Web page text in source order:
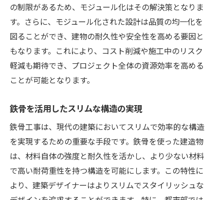
の制限があるため、モジュール化はその解決策となりま
す。さらに、モジュール化された設計は品質の均一化を
図ることができ、建物の耐久性や安全性を高める要因と
もなります。これにより、コスト削減や施工中のリスク
軽減も期待でき、プロジェクト全体の資源効率を高める
ことが可能となります。
鉄骨を活用したスリムな構造の実現
鉄骨工事は、現代の建築においてスリムで効率的な構造
を実現するための重要な手段です。鉄骨を使った建造物
は、材料自体の強度と耐久性を活かし、より少ない材料
で高い耐荷重性を持つ構造を可能にします。この特性に
より、建築デザイナーはよりスリムでスタイリッシュな